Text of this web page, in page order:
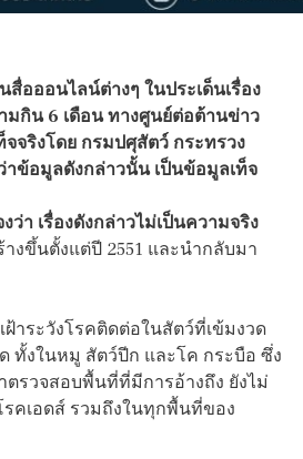
อออนไลน์ต่างๆ ในประเด็นเรื่อง
มกิน 6 เดือน ทางศูนย์ต่อต้านข่าว
จริงโดย กรมปศุสัตว์ กระทรวง
ข้อมูลดังกล่าวนั้น เป็นข้อมูลเท็จ
า เรื่องดังกล่าวไม่เป็นความจริง
งขึ้นตั้งแต่ปี 2551 และนำกลับมา
าระวังโรคติดต่อในสัตว์ที่เข้มงวด
ทั้งในหมู สัตว์ปีก และโค กระบือ ซึ่ง
ตรวจสอบพื้นที่ที่มีการอ้างถึง ยังไม่
คเอดส์ รวมถึงในทุกพื้นที่ของ